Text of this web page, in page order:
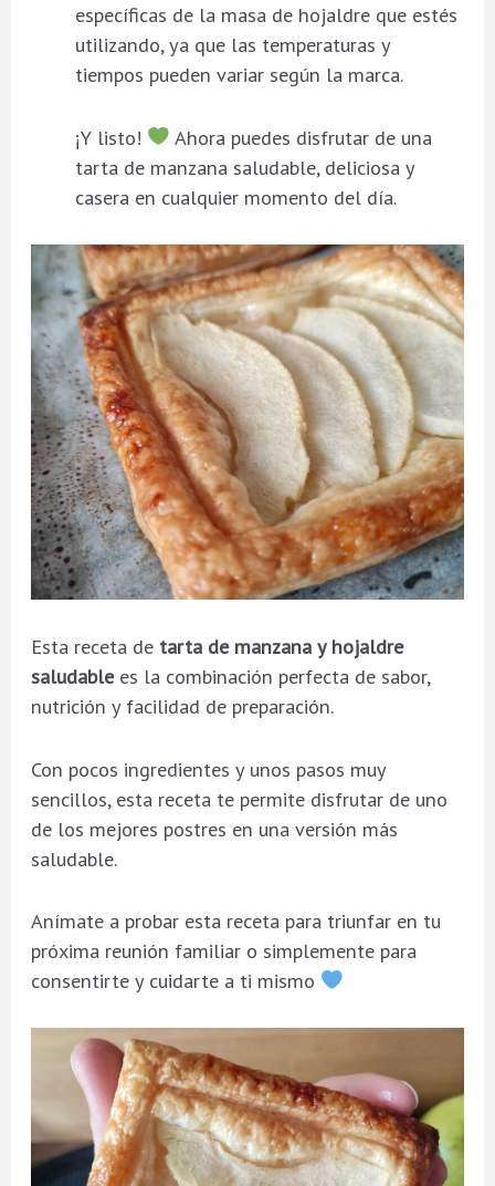
específicas de la masa de hojaldre que estés
utilizando, ya que las temperaturas y
tiempos pueden variar según la marca.
¡Y listo!
Ahora puedes disfrutar de una
tarta de manzana saludable, deliciosa y
casera en cualquier momento del día.
Esta receta de tarta de manzana y hojaldre
saludablees la combinación perfecta de sabor,
nutrición y facilidad de preparación.
Con pocos ingredientes y unos pasos muy
sencillos, esta receta te permite disfrutar de uno
de los mejores postres en una versión más
saludable.
Anímate a probar esta receta para triunfar en tu
próxima reunión familiar o simplemente para
consentirte y cuidarte a ti mismo